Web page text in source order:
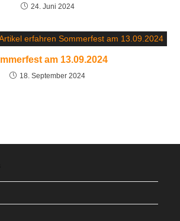
24. Juni 2024
am 13.09.2024
18. September 2024